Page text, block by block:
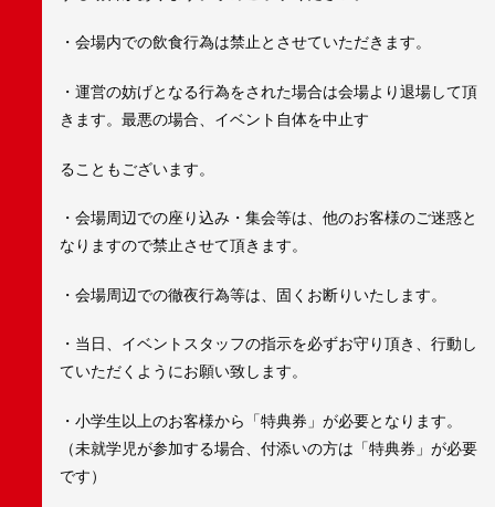
・会場内での飲食行為は禁止とさせていただきます。
・運営の妨げとなる行為をされた場合は会場より退場して頂
きます。最悪の場合、イベント自体を中止す
ることもございます。
・会場周辺での座り込み・集会等は、他のお客様のご迷惑と
なりますので禁止させて頂きます。
・会場周辺での徹夜行為等は、固くお断りいたします。
・当日、イベントスタッフの指示を必ずお守り頂き、行動し
ていただくようにお願い致します。
・小学生以上のお客様から「特典券」が必要となります。
（未就学児が参加する場合、付添いの方は「特典券」が必要
です）